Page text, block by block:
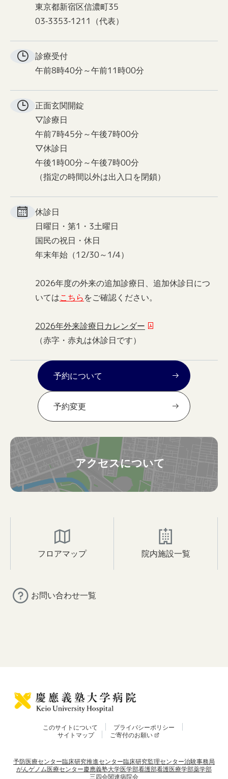
東京都新宿区信濃町35
03-3353-1211（代表）
診療受付
午前8時40分～午前11時00分
正面玄関開錠
▽診療日
午前7時45分～午後7時00分
▽休診日
午後1時00分～午後7時00分
（指定の時間以外は出入口を閉鎖）
休診日
日曜日・第1・3土曜日
国民の祝日・休日
年末年始（12/30～1/4）
2026年度の外来の追加診療日、追加休診日につ
いてはこちらをご確認ください。
2026年外来診療日カレンダー
（赤字・赤丸は休診日です）
予約について
予約変更
アクセスについて
フロアマップ 院内施設一覧
お問い合わせ一覧
このサイトについて
プライバシーポリシー
サイトマップ
ご寄付のお願い
予防医療センター臨床研究推進センター臨床研究監理センター治験事務局
がんゲノム医療センター慶應義塾大学医学部看護部看護医療学部薬学部
三四会関連病院会